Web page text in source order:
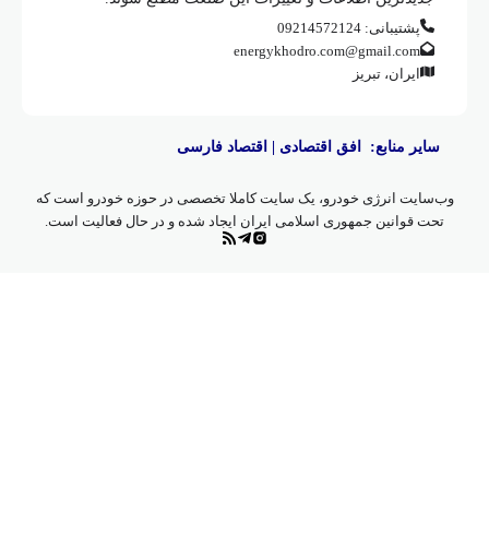
پشتیبانی: 09214572124
energykhodro.com@gmail.com
ایران، تبریز
سایر منابع:افق اقتصادی|اقتصاد فارسی
وب‌سایت انرژی خودرو، یک سایت کاملا تخصصی در حوزه خودرو است که
تحت قوانین جمهوری اسلامی ایران ایجاد شده و در حال فعالیت است.